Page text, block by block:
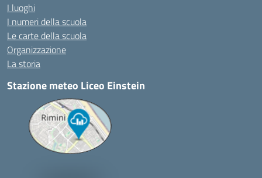
I luoghi
I numeri della scuola
Le carte della scuola
Organizzazione
La storia
Stazione meteo Liceo Einstein